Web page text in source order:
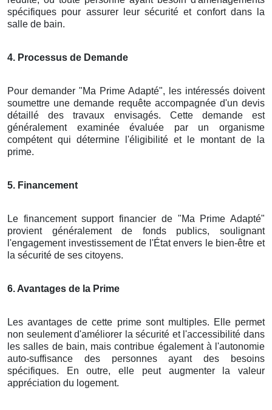
spécifiques pour assurer leur sécurité et confort dans la
salle de bain.
4. Processus de Demande
Pour demander "Ma Prime Adapté", les intéressés doivent
soumettre une demande requête accompagnée d'un devis
détaillé des travaux envisagés. Cette demande est
généralement examinée évaluée par un organisme
compétent qui détermine l'éligibilité et le montant de la
prime.
5. Financement
Le financement support financier de "Ma Prime Adapté"
provient généralement de fonds publics, soulignant
l'engagement investissement de l'État envers le bien-être et
la sécurité de ses citoyens.
6. Avantages de la Prime
Les avantages de cette prime sont multiples. Elle permet
non seulement d'améliorer la sécurité et l'accessibilité dans
les salles de bain, mais contribue également à l'autonomie
auto-suffisance des personnes ayant des besoins
spécifiques. En outre, elle peut augmenter la valeur
appréciation du logement.